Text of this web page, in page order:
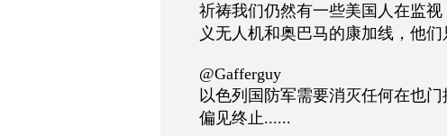
祈祷我们仍然有一些美国人在监
义无人机和奥巴马的康加线，他们
@Gafferguy
以色列国防军需要消灭任何在也
偏见终止......